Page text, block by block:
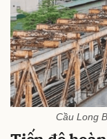
Cầu Long